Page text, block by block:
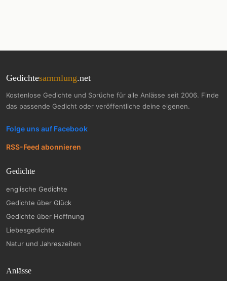
Gedichtesammlung.net
Kostenlose Gedichte und Sprüche für alle Anlässe seit 2006. Finde
das passende Gedicht oder veröffentliche deine eigenen.
Folge uns auf Facebook
RSS-Feed abonnieren
Gedichte
englische Gedichte
Gedichte über Glück
Gedichte über Hoffnung
Liebesgedichte
Natur und Jahreszeiten
Anlässe